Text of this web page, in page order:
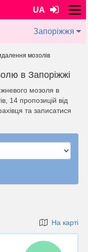
UA
Запоріжжя
мозолів
в Запоріжжі
мозоля в
14 пропозицій від
та записатися
На карті